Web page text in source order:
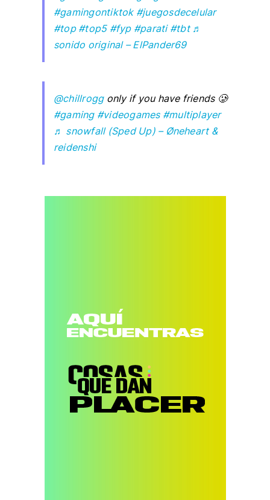
#gamingontiktok #juegosdecelular
#top #top5 #fyp #parati #tbt ♬
sonido original – ElPander69
@chillroggonly if you have friends 🥲
#gaming #videogames #multiplayer
♬ snowfall (Sped Up) – Øneheart &
reidenshi